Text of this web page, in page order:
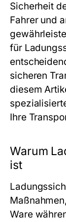
Sicherheit
Fahrer und
für
sicheren
diesem
Ihre
Warum
ist
Ware